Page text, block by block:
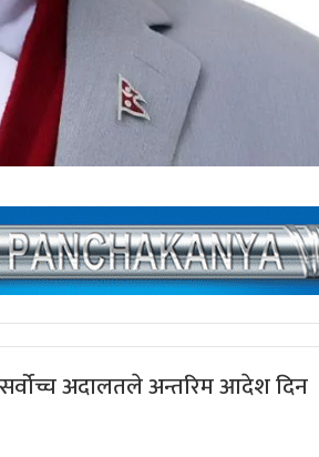
सर्वोच्च अदालतले अन्तरिम आदेश दिन